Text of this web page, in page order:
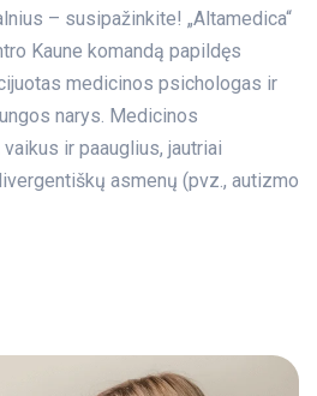
– susipažinkite! „Altamedica“
Kaune komandą papildęs
medicinos psichologas ir
narys. Medicinos
ir paauglius, jautriai
asmenų (pvz., autizmo